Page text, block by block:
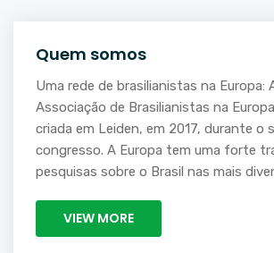
Quem somos
Uma rede de brasilianistas na Europa:
Associação de Brasilianistas na
criada em Leiden, em 2017, durante o
congresso. A Europa tem uma forte
pesquisas sobre o Brasil nas mais
VIEW MORE